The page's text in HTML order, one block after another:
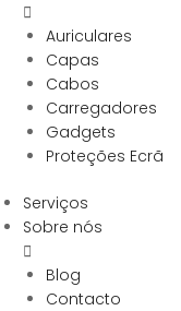
Auriculares
Capas
Cabos
Carregadores
Gadgets
Proteções Ecrã
Serviços
Sobre nós
Blog
Contacto